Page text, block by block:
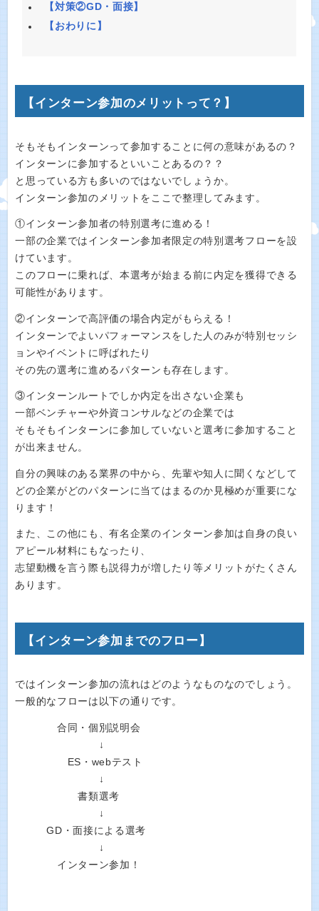
【対策②GD・面接】
【おわりに】
【インターン参加のメリットって？】
そもそもインターンって参加することに何の意味があるの？
インターンに参加するといいことあるの？？
と思っている方も多いのではないでしょうか。
インターン参加のメリットをここで整理してみます。
①インターン参加者の特別選考に進める！
一部の企業ではインターン参加者限定の特別選考フローを設
けています。
このフローに乗れば、本選考が始まる前に内定を獲得できる
可能性があります。
②インターンで高評価の場合内定がもらえる！
インターンでよいパフォーマンスをした人のみが特別セッシ
ョンやイベントに呼ばれたり
その先の選考に進めるパターンも存在します。
③インターンルートでしか内定を出さない企業も
一部ベンチャーや外資コンサルなどの企業では
そもそもインターンに参加していないと選考に参加すること
が出来ません。
自分の興味のある業界の中から、先輩や知人に聞くなどして
どの企業がどのパターンに当てはまるのか見極めが重要にな
ります！
また、この他にも、有名企業のインターン参加は自身の良い
アピール材料にもなったり、
志望動機を言う際も説得力が増したり等メリットがたくさん
あります。
【インターン参加までのフロー】
ではインターン参加の流れはどのようなものなのでしょう。
一般的なフローは以下の通りです。
合同・個別説明会
↓
ES・webテスト
↓
書類選考
↓
GD・面接による選考
↓
インターン参加！